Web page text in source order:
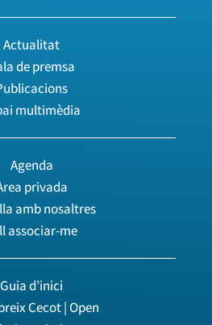
Actualitat
de premsa
multimèdia
Agenda
privada
amb nosaltres
associar-me
Guia d’inici
Cecot | Open